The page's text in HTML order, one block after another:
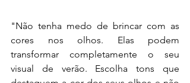
"Não tenha medo de brincar com as
cores nos olhos. Elas podem
transformar completamente o seu
visual de verão. Escolha tons que